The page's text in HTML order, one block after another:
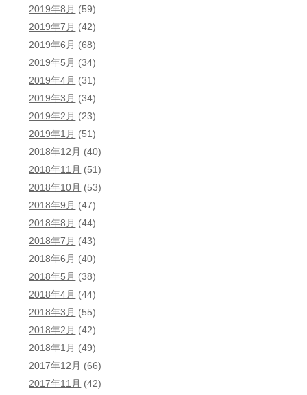
2019年8月 (59)
2019年7月 (42)
2019年6月 (68)
2019年5月 (34)
2019年4月 (31)
2019年3月 (34)
2019年2月 (23)
2019年1月 (51)
2018年12月 (40)
2018年11月 (51)
2018年10月 (53)
2018年9月 (47)
2018年8月 (44)
2018年7月 (43)
2018年6月 (40)
2018年5月 (38)
2018年4月 (44)
2018年3月 (55)
2018年2月 (42)
2018年1月 (49)
2017年12月 (66)
2017年11月 (42)